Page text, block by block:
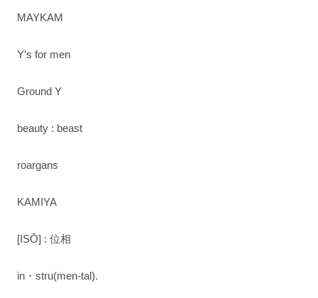
MAYKAM
Y's for men
Ground Y
beauty : beast
roargans
KAMIYA
[ISŌ] : 位相
in・stru(men-tal).